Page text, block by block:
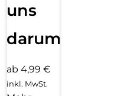
uns
darum!
ab 4,99 €
inkl. MwSt.